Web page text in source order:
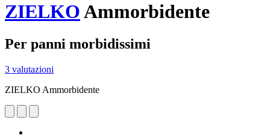
ZIELKOAmmorbidente
Per panni morbidissimi
3 valutazioni
ZIELKO Ammorbidente